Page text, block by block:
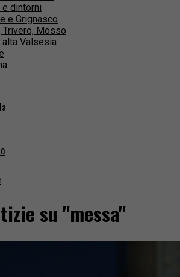
e dintorni
e Grignasco
Trivero, Mosso
alta Valsesia
su "messa"